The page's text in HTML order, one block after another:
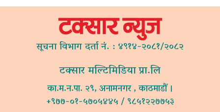
सूचना विभाग दर्ता नं. : ४९१४-२०८१/२०८२
टक्सार मल्टिमिडिया प्रा.लि
का.म.न.पा. २९, अनामनगर , काठमाडौं ।
+९७७-०१-५७०५४४५ / ९८५१२२७७५३